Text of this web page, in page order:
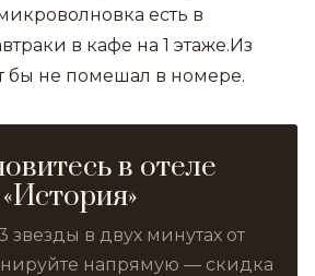
есть в
в кафе на 1 этаже.Из
бы не помешал в номере.
в отеле
«История»
звезды в двух минутах от
напрямую — скидка